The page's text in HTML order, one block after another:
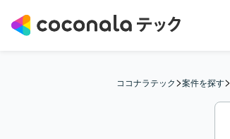
ココナラテック>案件を探す>